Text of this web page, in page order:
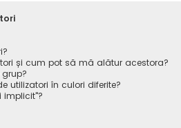
și cum pot să mă alătur acestora?
utilizatori în culori diferite?
implicit"?